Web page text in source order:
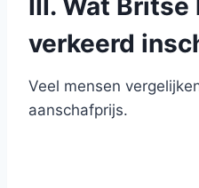
verkeerd
Veel mensen
aanschafprijs.